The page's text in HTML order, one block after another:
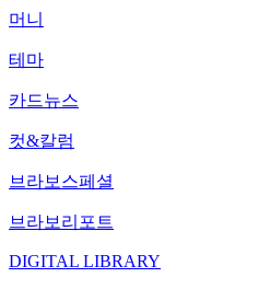
머니
테마
카드뉴스
컷&칼럼
브라보스페셜
브라보리포트
DIGITAL LIBRARY